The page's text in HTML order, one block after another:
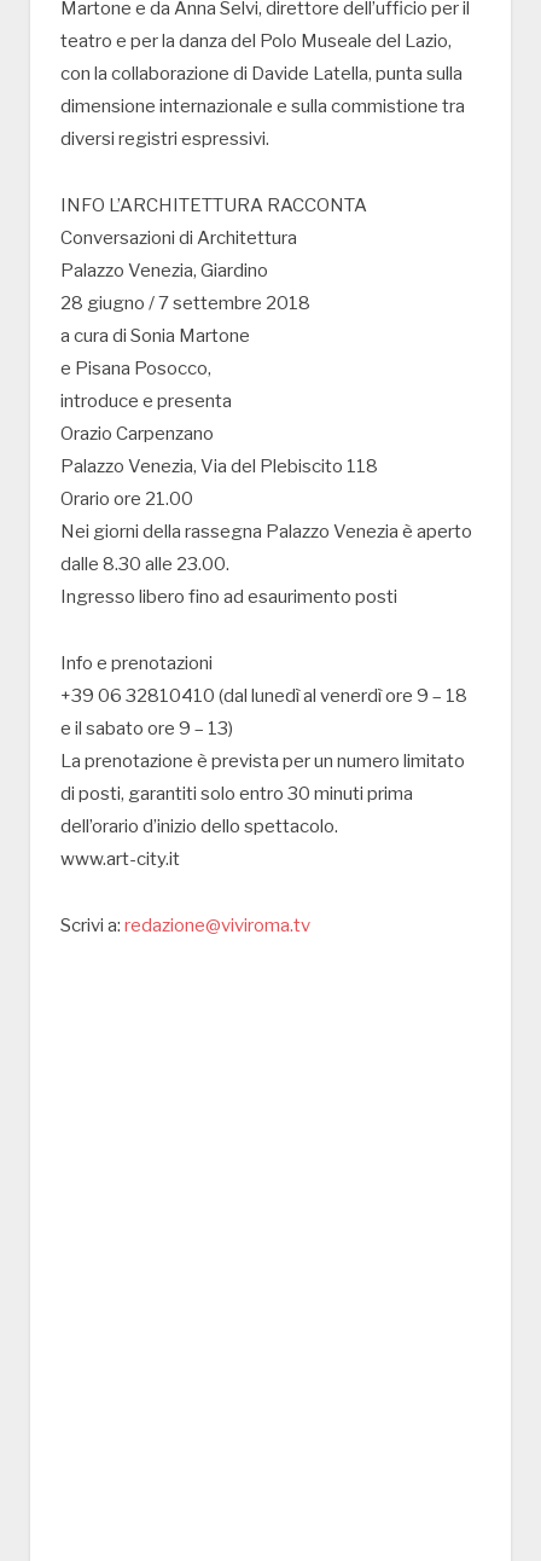
Martone e da Anna Selvi, direttore dell’ufficio per il
teatro e per la danza del Polo Museale del Lazio,
con la collaborazione di Davide Latella, punta sulla
dimensione internazionale e sulla commistione tra
diversi registri espressivi.
INFO L’ARCHITETTURA RACCONTA
Conversazioni di Architettura
Palazzo Venezia, Giardino
28 giugno / 7 settembre 2018
a cura di Sonia Martone
e Pisana Posocco,
introduce e presenta
Orazio Carpenzano
Palazzo Venezia, Via del Plebiscito 118
Orario ore 21.00
Nei giorni della rassegna Palazzo Venezia è aperto
dalle 8.30 alle 23.00.
Ingresso libero fino ad esaurimento posti
Info e prenotazioni
+39 06 32810410 (dal lunedì al venerdì ore 9 – 18
e il sabato ore 9 – 13)
La prenotazione è prevista per un numero limitato
di posti, garantiti solo entro 30 minuti prima
dell’orario d’inizio dello spettacolo.
www.art-city.it
Scrivi a: redazione@viviroma.tv